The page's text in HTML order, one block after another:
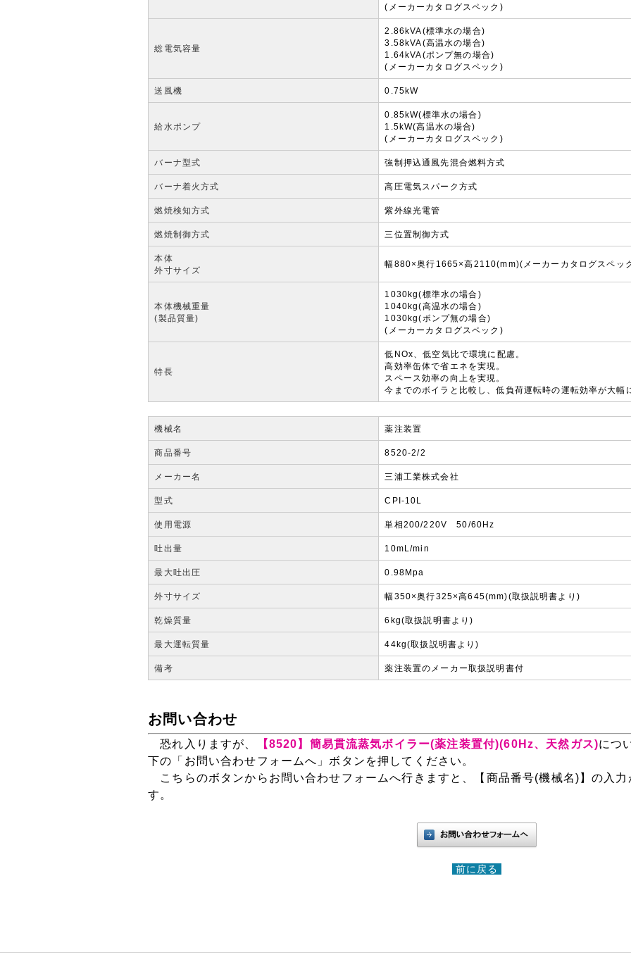
(メーカーカタログスペック)
総電気容量
2.86kVA(標準水の場合)
3.58kVA(高温水の場合)
1.64kVA(ポンプ無の場合)
(メーカーカタログスペック)
送風機 0.75kW
給水ポンプ
0.85kW(標準水の場合)
1.5kW(高温水の場合)
(メーカーカタログスペック)
バーナ型式 強制押込通風先混合燃料方式
バーナ着火方式 高圧電気スパーク方式
燃焼検知方式 紫外線光電管
燃焼制御方式 三位置制御方式
本体
外寸サイズ
幅880×奥行1665×高2110(mm)(メーカーカタログスペッ
本体機械重量
(製品質量)
1030kg(標準水の場合)
1040kg(高温水の場合)
1030kg(ポンプ無の場合)
(メーカーカタログスペック)
特長
低NOx、低空気比で環境に配慮。
高効率缶体で省エネを実現。
スペース効率の向上を実現。
今までのボイラと比較し、低負荷運転時の運転効率が大幅
機械名 薬注装置
商品番号 8520-2/2
メーカー名 三浦工業株式会社
型式 CPI-10L
使用電源 単相200/220V 50/60Hz
吐出量 10mL/min
最大吐出圧 0.98Mpa
外寸サイズ 幅350×奥行325×高645(mm)(取扱説明書より)
乾燥質量 6kg(取扱説明書より)
最大運転質量 44kg(取扱説明書より)
備考 薬注装置のメーカー取扱説明書付
お問い合わせ
恐れ入りますが、 【8520】簡易貫流蒸気ボイラー(薬注装置付)(60Hz、天然ガス)につ
下の「お問い合わせフォームへ」ボタンを押してください。
こちらのボタンからお問い合わせフォームへ行きますと、【商品番号(機械名)】の入
す。
前に戻る